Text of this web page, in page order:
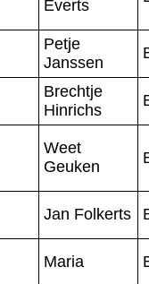
Everts
Petje
Janssen
Brechtje
Hinrichs
Weet
Geuken
Jan Folkerts
Maria